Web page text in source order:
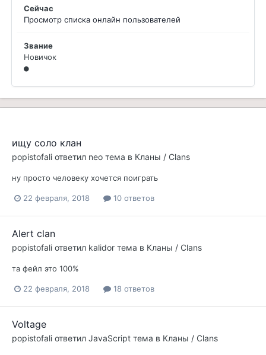
Сейчас
Просмотр списка онлайн пользователей
Звание
Новичок
ищу соло клан
popistofali ответил neo тема в Кланы / Clans
ну просто человеку хочется поиграть
22 февраля, 2018 10 ответов
Alert clan
popistofali ответил kalidor тема в Кланы / Clans
та фейл это 100%
22 февраля, 2018 18 ответов
Voltage
popistofali ответил JavaScript тема в Кланы / Clans